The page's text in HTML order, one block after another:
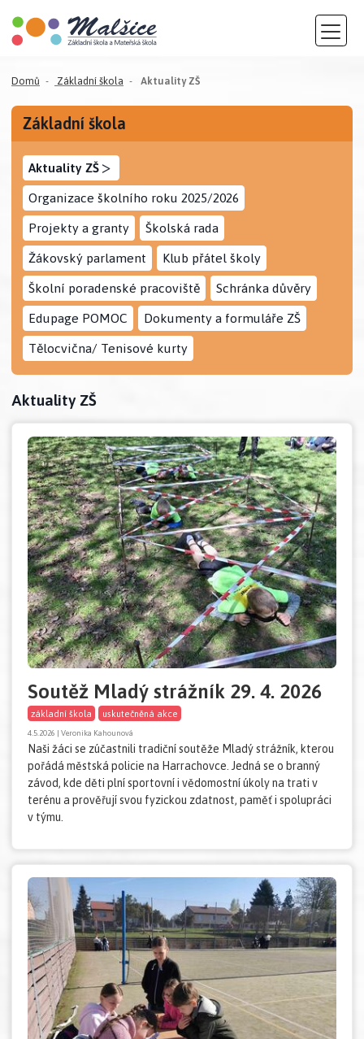
Domů Základní škola Aktuality ZŠ(aktuální)
Základní škola
Aktuality ZŠ >
Organizace školního roku 2025/2026
Projekty a granty Školská rada
Žákovský parlament Klub přátel školy
Školní poradenské pracoviště Schránka důvěry
Edupage POMOC Dokumenty a formuláře ZŠ
Tělocvična/ Tenisové kurty
Aktuality ZŠ
Soutěž Mladý strážník 29. 4. 2026
základní škola uskutečněná akce
4.5.2026 | Veronika Kahounová
Naši žáci se zúčastnili tradiční soutěže Mladý strážník, kterou
pořádá městská policie na Harrachovce. Jedná se o branný
závod, kde děti plní sportovní i vědomostní úkoly na trati v
terénu a prověřují svou fyzickou zdatnost, paměť i spolupráci
v týmu.